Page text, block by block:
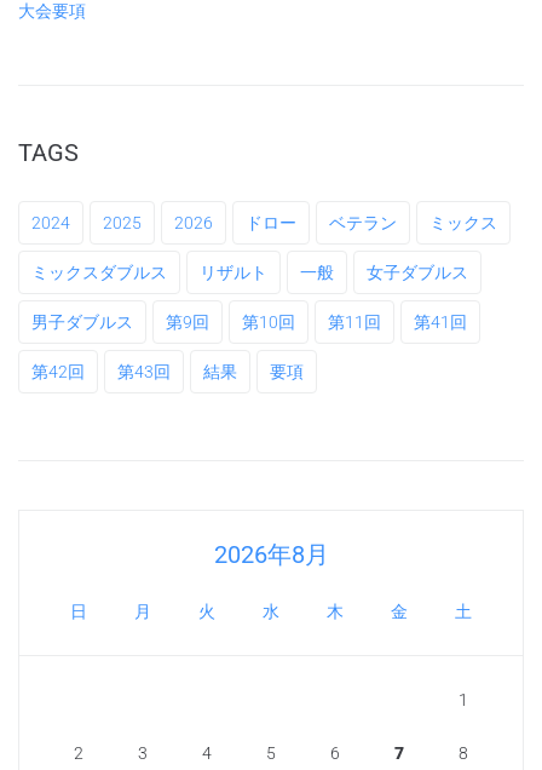
大会要項
TAGS
2024 2025 2026 ドロー ベテラン ミックス
ミックスダブルス リザルト 一般 女子ダブルス
男子ダブルス 第9回 第10回 第11回 第41回
第42回 第43回 結果 要項
2026年8月
日 月 火 水 木 金 土
1
2 3 4 5 6 7 8